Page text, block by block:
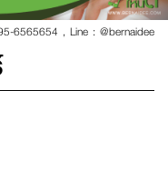
6565654 , Line : @bernaidee